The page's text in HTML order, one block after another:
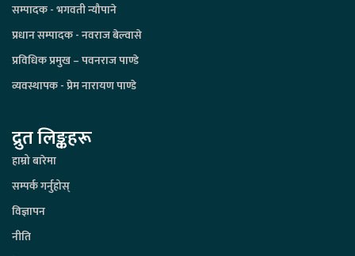
सम्पादक - भगवती न्यौपाने
प्रधान सम्पादक - नवराज बेल्वासे
प्रविधिक प्रमुख – पवनराज पाण्डे
व्यवस्थापक - प्रेम नारायण पाण्डे
द्रुत लिङ्कहरू
हाम्रो बारेमा
सम्पर्क गर्नुहोस्
विज्ञापन
नीति